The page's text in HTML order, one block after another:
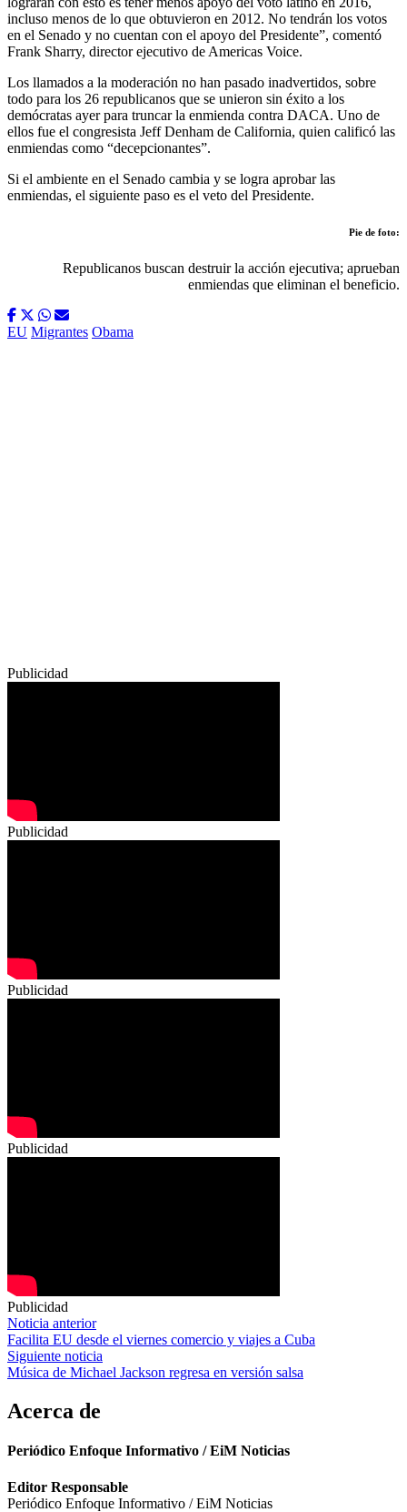
incluso menos de lo que obtuvieron en 2012. No tendrán los votos
en el Senado y no cuentan con el apoyo del Presidente”, comentó
Frank Sharry, director ejecutivo de Americas Voice.
Los llamados a la moderación no han pasado inadvertidos, sobre
todo para los 26 republicanos que se unieron sin éxito a los
demócratas ayer para truncar la enmienda contra DACA. Uno de
ellos fue el congresista Jeff Denham de California, quien calificó las
enmiendas como “decepcionantes”.
Si el ambiente en el Senado cambia y se logra aprobar las
enmiendas, el siguiente paso es el veto del Presidente.
Pie de foto:
Republicanos buscan destruir la acción ejecutiva; aprueban
enmiendas que eliminan el beneficio.
EU Migrantes Obama
Publicidad
Publicidad
Publicidad
Publicidad
Publicidad
Navegación
de
entradas
Noticia anterior
Facilita EU desde el viernes comercio y viajes a Cuba
Siguiente noticia
Música de Michael Jackson regresa en versión salsa
Acerca de
Periódico Enfoque Informativo / EiM Noticias
Editor Responsable
Periódico Enfoque Informativo / EiM Noticias